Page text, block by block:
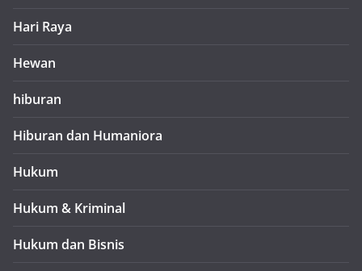
Hari Raya
Hewan
hiburan
Hiburan dan Humaniora
Hukum
Hukum & Kriminal
Hukum dan Bisnis